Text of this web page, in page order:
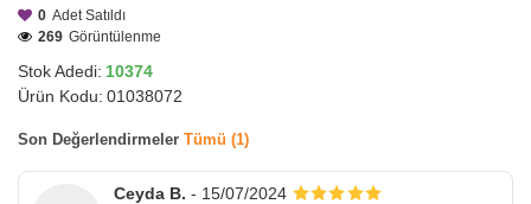
Stok Adedi: 10374
Ürün Kodu: 01038072
0 Adet Satıldı
269 Görüntülenme
Son Değerlendirmeler Tümü (1)
Ceyda B. - 15/07/2024